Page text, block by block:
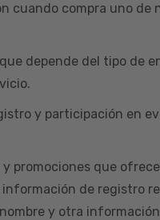
cuando compra uno de
depende del tipo de
y participación en
promociones que
de registro
y otra